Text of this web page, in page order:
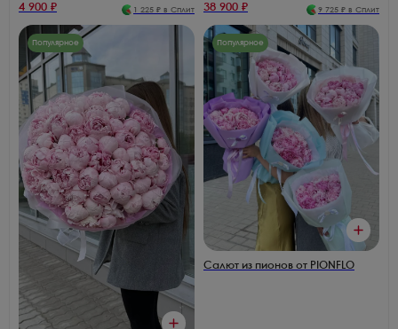
4 900 ₽ 1 225 ₽ в Сплит 38 900 ₽ 9 725 ₽ в Сплит
Популярное Популярное
Салют из пионов от PIONFLO